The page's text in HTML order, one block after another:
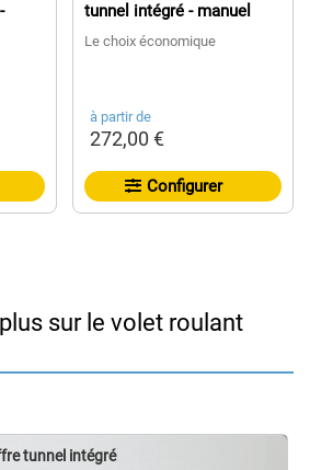
tunnel intégré - manuel
Le choix économique
à partir de
272,00 €
Configurer
sur le volet roulant
tunnel intégré